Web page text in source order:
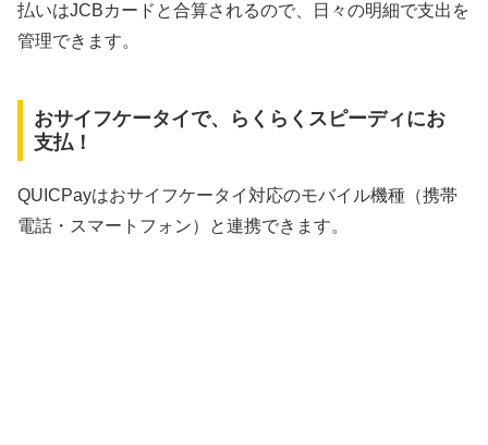
払いはJCBカードと合算されるので、日々の明細で支出を
管理できます。
おサイフケータイで、らくらくスピーディにお
支払！
QUICPayはおサイフケータイ対応のモバイル機種（携帯
電話・スマートフォン）と連携できます。